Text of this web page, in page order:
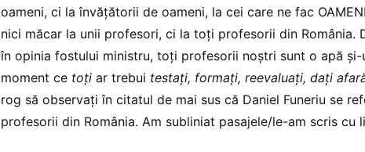
oameni, ci la învățătorii de oameni, la cei care ne fac
nici măcar la unii profesori, ci la toți profesorii din România.
în opinia fostului ministru, toți profesorii noștri sunt o apă și-
moment ce toți ar trebui testați, formați, reevaluați, dați
rog să observați în citatul de mai sus că Daniel Funeriu se
profesorii din România. Am subliniat pasajele/le-am scris cu